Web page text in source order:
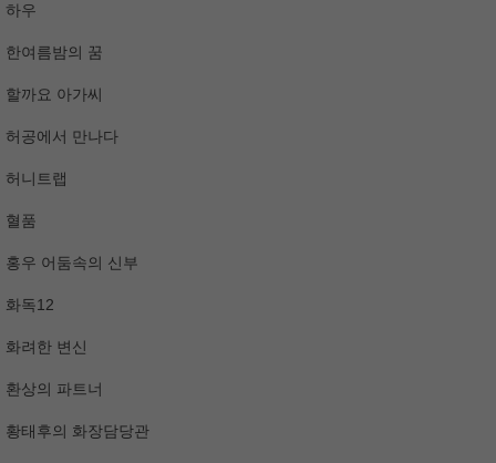
하우
한여름밤의 꿈
할까요 아가씨
허공에서 만나다
허니트랩
혈품
홍우 어둠속의 신부
화독12
화려한 변신
환상의 파트너
황태후의 화장담당관